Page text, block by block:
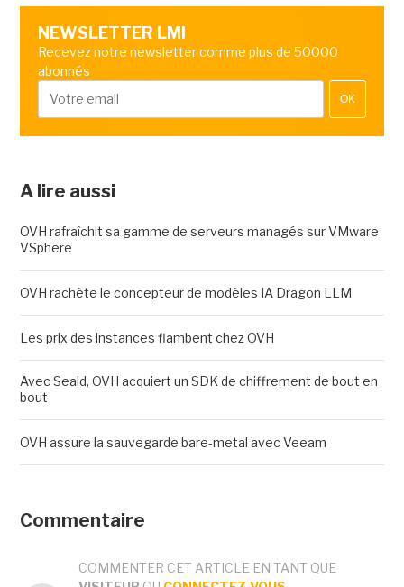
NEWSLETTER LMI
Recevez notre newsletter comme plus de 50000
abonnés
OK
A lire aussi
OVH rafraîchit sa gamme de serveurs managés sur VMware
VSphere
OVH rachète le concepteur de modèles IA Dragon LLM
Les prix des instances flambent chez OVH
Avec Seald, OVH acquiert un SDK de chiffrement de bout en
bout
OVH assure la sauvegarde bare-metal avec Veeam
Commentaire
COMMENTER CET ARTICLE EN TANT QUE